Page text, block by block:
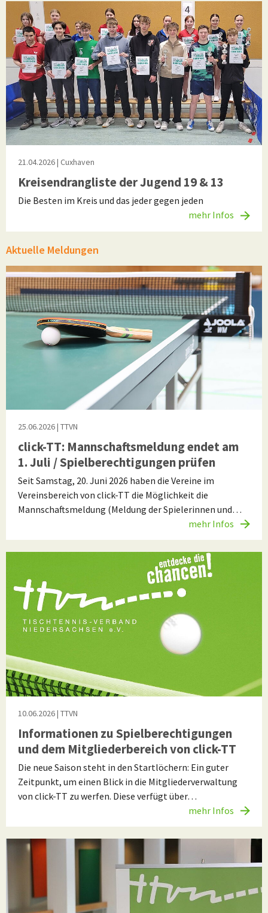
21.04.2026| Cuxhaven
Kreisendrangliste der Jugend 19 & 13
Die Besten im Kreis und das jeder gegen jeden
mehr Infos
Aktuelle Meldungen
25.06.2026| TTVN
click-TT: Mannschaftsmeldung endet am
1. Juli / Spielberechtigungen prüfen
Seit Samstag, 20. Juni 2026 haben die Vereine im
Vereinsbereich von click-TT die Möglichkeit die
Mannschaftsmeldung (Meldung der Spielerinnen und…
mehr Infos
10.06.2026| TTVN
Informationen zu Spielberechtigungen
und dem Mitgliederbereich von click-TT
Die neue Saison steht in den Startlöchern: Ein guter
Zeitpunkt, um einen Blick in die Mitgliederverwaltung
von click-TT zu werfen. Diese verfügt über…
mehr Infos